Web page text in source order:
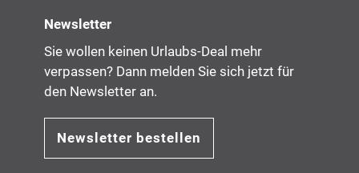
Newsletter
Sie wollen keinen Urlaubs-Deal mehr
verpassen? Dann melden Sie sich jetzt für
den Newsletter an.
Newsletter bestellen